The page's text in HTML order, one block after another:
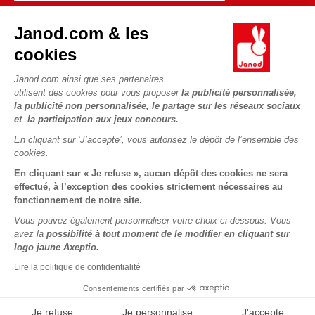
Janod.com & les
cookies
Janod.com ainsi que ses partenaires
utilisent des cookies pour vous proposer la publicité personnalisée,
la publicité non personnalisée, le partage sur les réseaux sociaux
et la participation aux jeux concours.
En cliquant sur ‘J’accepte’, vous autorisez le dépôt de l’ensemble des
cookies.
En cliquant sur « Je refuse », aucun dépôt des cookies ne sera
effectué, à l’exception des cookies strictement nécessaires au
fonctionnement de notre site.
Vous pouvez également personnaliser votre choix ci-dessous. Vous
avez la possibilité à tout moment de le modifier en cliquant sur
logo jaune Axeptio.
Lire la politique de confidentialité
Consentements certifiés par
Je refuse Je personnalise J'accepte
Copyright © 2026 Janod - Tous droits réservés -CGV-Mentions
Légales